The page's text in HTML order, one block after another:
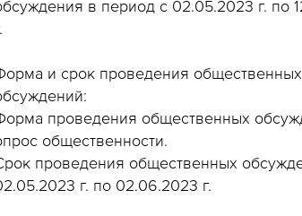
в период с 02.05.2023 г. по
и срок проведения общественных
проведения общественных
общественности.
проведения общественных
г. по 02.06.2023 г.